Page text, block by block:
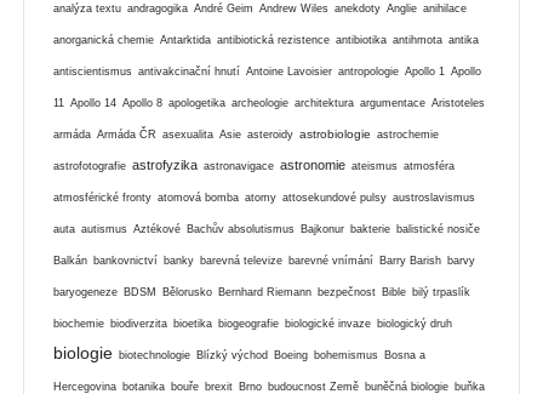
analýza textu andragogika André Geim Andrew Wiles anekdoty Anglie anihilace
anorganická chemie Antarktida antibiotická rezistence antibiotika antihmota antika
antiscientismus antivakcinační hnutí Antoine Lavoisier antropologie Apollo 1 Apollo
11 Apollo 14 Apollo 8 apologetika archeologie architektura argumentace Aristoteles
armáda Armáda ČR asexualita Asie asteroidy astrobiologie astrochemie
astrofotografie astrofyzika astronavigace astronomie ateismus atmosféra
atmosférické fronty atomová bomba atomy attosekundové pulsy austroslavismus
auta autismus Aztékové Bachův absolutismus Bajkonur bakterie balistické nosiče
Balkán bankovnictví banky barevná televize barevné vnímání Barry Barish barvy
baryogeneze BDSM Bělorusko Bernhard Riemann bezpečnost Bible bilý trpaslík
biochemie biodiverzita bioetika biogeografie biologické invaze biologický druh
biologie biotechnologie Blízký východ Boeing bohemismus Bosna a
Hercegovina botanika bouře brexit Brno budoucnost Země buněčná biologie buňka